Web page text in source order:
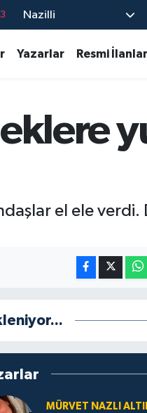
Nazilli
Yazarlar Resmi İlanlar
el ele verdi.
MÜRVET NAZLI